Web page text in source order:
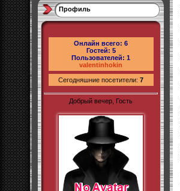
Профиль
Онлайн всего: 6
Гостей: 5
Пользователей: 1
valentinhokin
Сегодняшние посетители: 7
Добрый вечер, Гость